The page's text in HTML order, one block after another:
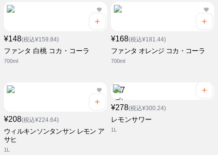
¥148(税込¥159.84)
ファンタ 白桃 コカ・コーラ
700ml
¥168(税込¥181.44)
ファンタ オレンジ コカ・コーラ
700ml
¥208(税込¥224.64)
ウィルキンソンタンサン レモン ア
サヒ
1L
¥278(税込¥300.24)
レモンサワー
1L